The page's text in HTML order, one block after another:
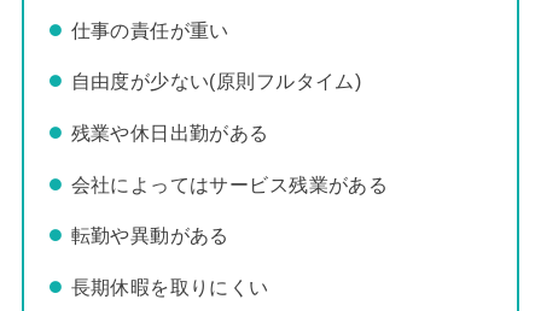
仕事の責任が重い
自由度が少ない(原則フルタイム)
残業や休日出勤がある
会社によってはサービス残業がある
転勤や異動がある
長期休暇を取りにくい